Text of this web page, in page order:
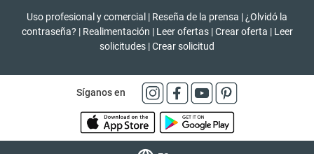
Uso profesional y comercial | Reseña de la prensa | ¿Olvidó la
contraseña? | Realimentación | Leer ofertas | Crear oferta | Leer
solicitudes |Crear solicitud
Síganos en